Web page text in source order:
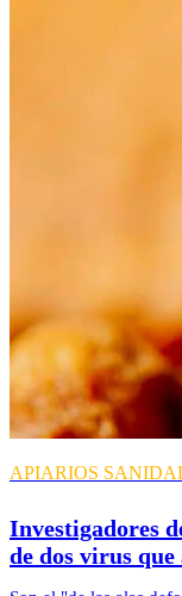
APIARIOS
Investigadores
de dos virus